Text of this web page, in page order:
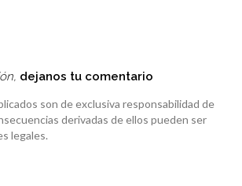
dejanos tu comentario
son de exclusiva responsabilidad de
derivadas de ellos pueden ser
legales.